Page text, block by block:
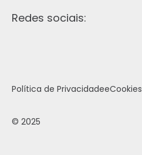
Redes sociais:
Política de PrivacidadeeCookies
© 2025